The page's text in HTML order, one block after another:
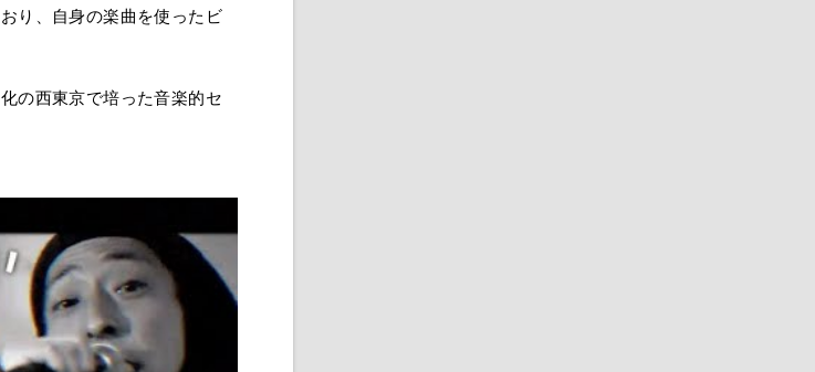
り、自身の楽曲を使ったビ
の西東京で培った音楽的セ